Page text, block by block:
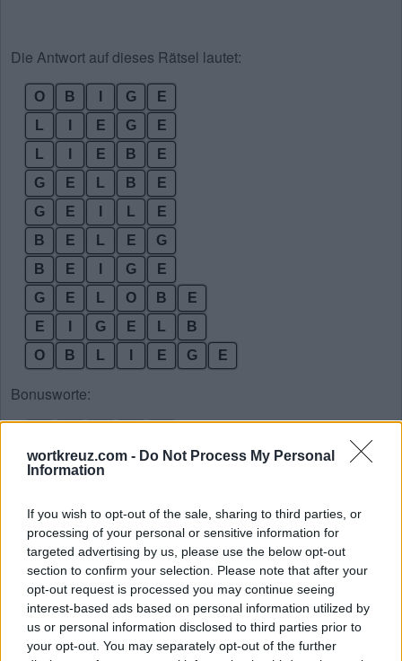
wortkreuz.com - Do Not Process My Personal
Information
If you wish to opt-out of the sale, sharing to third parties, or
processing of your personal or sensitive information for
targeted advertising by us, please use the below opt-out
section to confirm your selection. Please note that after your
opt-out request is processed you may continue seeing
interest-based ads based on personal information utilized by
us or personal information disclosed to third parties prior to
your opt-out. You may separately opt-out of the further
Die Antwort auf dieses Rätsel lautet:
O B G
E
L
E G
E
L
E B
E
G
E L B
E
G
E L
E
B
E L E
G
B
E G
E
G
E L O B
E
E
G E L
B
O
B L E G E
Bonusworte:
B
E L O
G
B
L E I
E
G
E L O
B
I
G E L
E
L
E I B
E
B
E I
L